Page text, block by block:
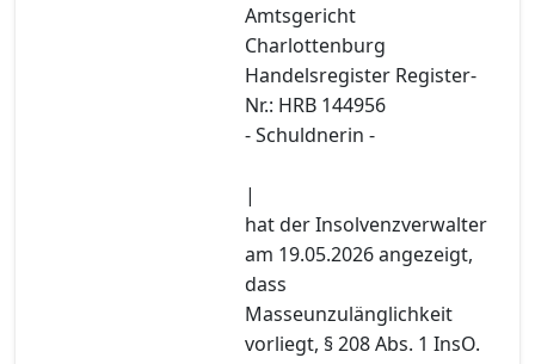
Amtsgericht
Charlottenburg
Handelsregister Register-
Nr.: HRB 144956
- Schuldnerin -
|
hat der Insolvenzverwalter
am 19.05.2026 angezeigt,
dass
Masseunzulänglichkeit
vorliegt, § 208 Abs. 1 InsO.